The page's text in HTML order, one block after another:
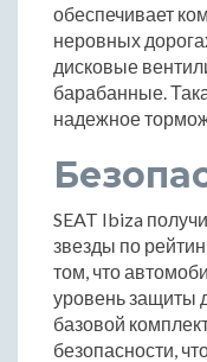
обеспечивает
неровных
дисковые
барабанные.
надежное
SEAT Ibiza
звезды по
том, что
уровень защиты
базовой
безопасности,